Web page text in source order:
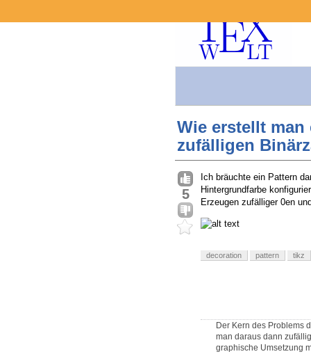
Wie erstellt
zufälligen
5
Ich bräuchte ein Pattern
Hintergrundfarbe
Erzeugen zufälliger 0en
decoration pattern tikz
Der Kern des Problems
man daraus dann
graphische Umsetzung